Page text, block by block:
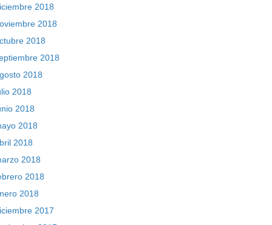
2018
2018
2018
2018
2018
2018
2018
2018
2018
2018
2018
2018
2017